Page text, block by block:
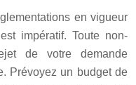
en vigueur
impératif. Toute non-
de votre demande
Prévoyez un budget de